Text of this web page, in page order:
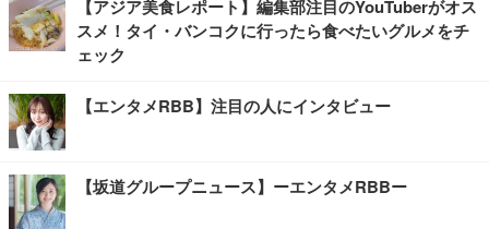
【アジア美食レポート】編集部注目のYouTuberがオス
スメ！タイ・バンコクに行ったら食べたいグルメをチ
ェック
【エンタメRBB】注目の人にインタビュー
【坂道グループニュース】ーエンタメRBBー